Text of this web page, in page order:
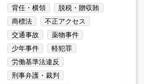
背任・横領
脱税・贈収賄
商標法
不正アクセス
交通事故
薬物事件
少年事件
軽犯罪
労働基準法違反
刑事弁護・裁判